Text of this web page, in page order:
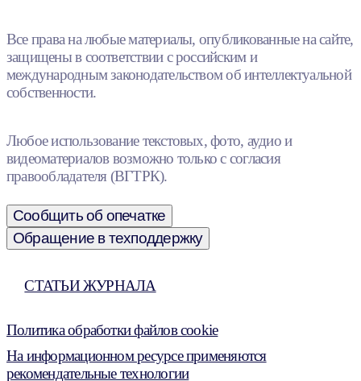
Все права на любые материалы, опубликованные на сайте,
защищены в соответствии с российским и
международным законодательством об интеллектуальной
собственности.
Любое использование текстовых, фото, аудио и
видеоматериалов возможно только с согласия
правообладателя (ВГТРК).
Сообщить об опечатке
Обращение в техподдержку
СТАТЬИ ЖУРНАЛА
Политика обработки файлов cookie
На информационном ресурсе применяются
рекомендательные технологии